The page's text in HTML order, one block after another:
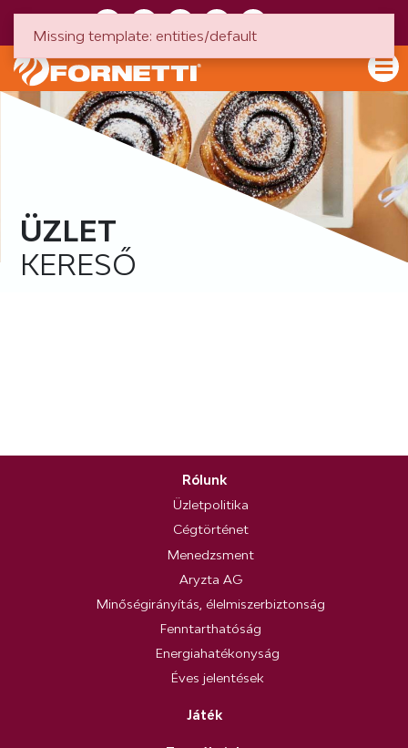
ÜZLET
KERESŐ
Rólunk
Üzletpolitika
Cégtörténet
Menedzsment
Aryzta AG
Minőségirányítás, élelmiszerbiztonság
Fenntarthatóság
Energiahatékonyság
Éves jelentések
Játék
Missing template: entities/default